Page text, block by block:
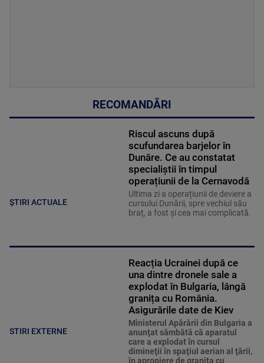
RECOMANDĂRI
ȘTIRI ACTUALE
Riscul ascuns după
scufundarea barjelor în
Dunăre. Ce au constatat
specialiștii în timpul
operațiunii de la Cernavodă
Ultima zi a operațiunii de deviere a
cursului Dunării, spre vechiul său
braț, a fost și cea mai complicată.
STIRI EXTERNE
Reacția Ucrainei după ce
una dintre dronele sale a
explodat în Bulgaria, lângă
granița cu România.
Asigurările date de Kiev
Ministerul Apărării din Bulgaria a
anunţat sâmbătă că aparatul
care a explodat în cursul
dimineţii în spaţiul aerian al ţării,
în apropiere de graniţa cu